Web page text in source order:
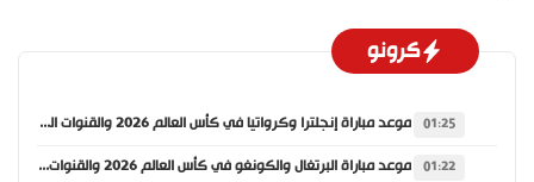
كرونو
01:25 موعد مباراة إنجلترا وكرواتيا في كأس العالم 2026 والقنوات الناقلة
01:22 موعد مباراة البرتغال والكونغو في كأس العالم 2026 والقنوات الناقلة